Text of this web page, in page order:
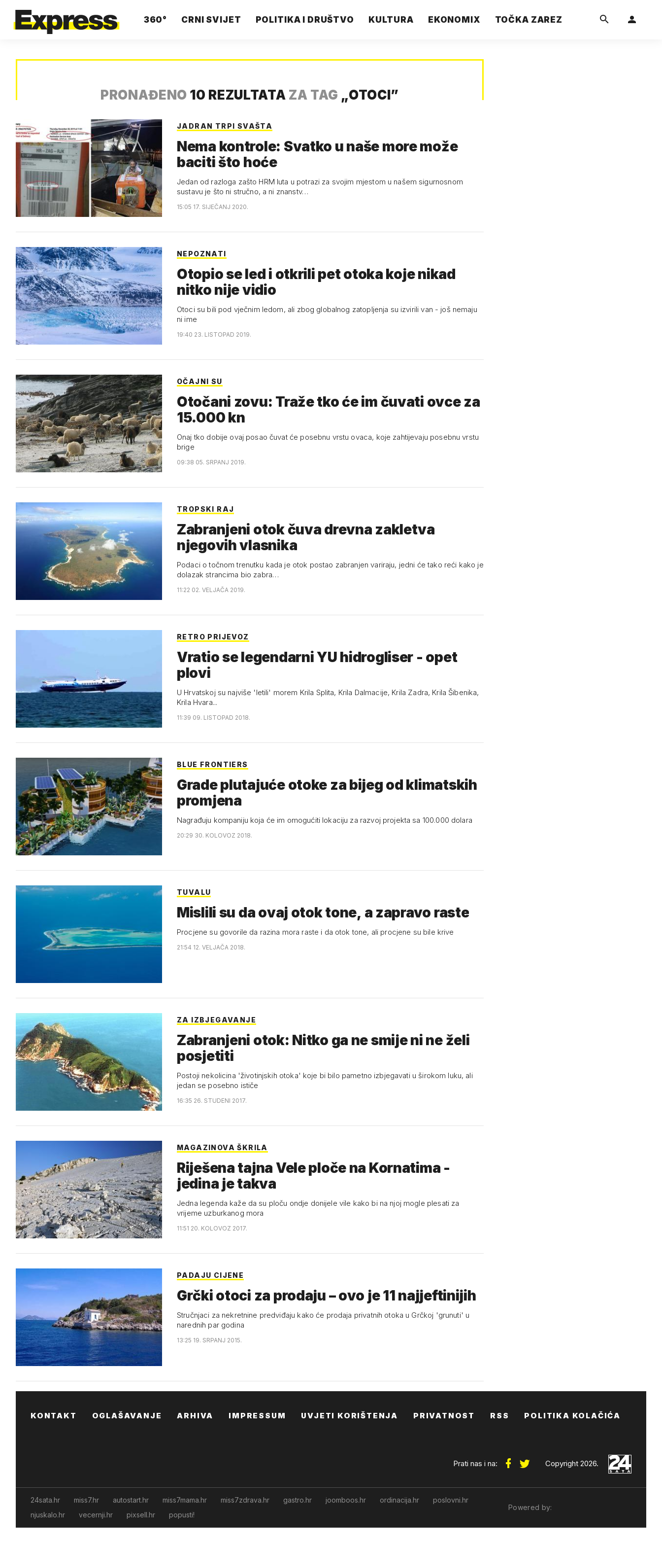
360° CRNI SVIJET POLITIKA I DRUŠTVO KULTURA EKONOMIX TOČKA ZAREZ
PRONAĐENO 10 REZULTATA ZA TAG „OTOCI”
JADRAN TRPI SVAŠTA
Nema kontrole: Svatko u naše more može
baciti što hoće
Jedan od razloga zašto HRM luta u potrazi za svojim mjestom u našem sigurnosnom
sustavu je što ni stručno, a ni znanstv…
15:05 17. SIJEČANJ 2020.
NEPOZNATI
Otopio se led i otkrili pet otoka koje nikad
nitko nije vidio
Otoci su bili pod vječnim ledom, ali zbog globalnog zatopljenja su izvirili van - još nemaju
ni ime
19:40 23. LISTOPAD 2019.
OČAJNI SU
Otočani zovu: Traže tko će im čuvati ovce za
15.000 kn
Onaj tko dobije ovaj posao čuvat će posebnu vrstu ovaca, koje zahtijevaju posebnu vrstu
brige
09:38 05. SRPANJ 2019.
TROPSKI RAJ
Zabranjeni otok čuva drevna zakletva
njegovih vlasnika
Podaci o točnom trenutku kada je otok postao zabranjen variraju, jedni će tako reći kako je
dolazak strancima bio zabra…
11:22 02. VELJAČA 2019.
RETRO PRIJEVOZ
Vratio se legendarni YU hidrogliser - opet
plovi
U Hrvatskoj su najviše 'letili' morem Krila Splita, Krila Dalmacije, Krila Zadra, Krila Šibenika,
Krila Hvara...
11:39 09. LISTOPAD 2018.
BLUE FRONTIERS
Grade plutajuće otoke za bijeg od klimatskih
promjena
Nagrađuju kompaniju koja će im omogućiti lokaciju za razvoj projekta sa 100.000 dolara
20:29 30. KOLOVOZ 2018.
TUVALU
Mislili su da ovaj otok tone, a zapravo raste
Procjene su govorile da razina mora raste i da otok tone, ali procjene su bile krive
21:54 12. VELJAČA 2018.
ZA IZBJEGAVANJE
Zabranjeni otok: Nitko ga ne smije ni ne želi
posjetiti
Postoji nekolicina 'životinjskih otoka' koje bi bilo pametno izbjegavati u širokom luku, ali
jedan se posebno ističe
16:35 26. STUDENI 2017.
MAGAZINOVA ŠKRILA
Riješena tajna Vele ploče na Kornatima -
jedina je takva
Jedna legenda kaže da su ploču ondje donijele vile kako bi na njoj mogle plesati za
vrijeme uzburkanog mora
11:51 20. KOLOVOZ 2017.
PADAJU CIJENE
Grčki otoci za prodaju – ovo je 11 najjeftinijih
Stručnjaci za nekretnine predviđaju kako će prodaja privatnih otoka u Grčkoj 'grunuti' u
narednih par godina
13:25 19. SRPANJ 2015.
KONTAKT OGLAŠAVANJE ARHIVA IMPRESSUM UVJETI KORIŠTENJA PRIVATNOST RSS POLITIKA KOLAČIĆA
Prati nas i na: Copyright 2026.
24sata.hr miss7.hr autostart.hr miss7mama.hr miss7zdrava.hr gastro.hr joomboos.hr ordinacija.hr
poslovni.hr
njuskalo.hr
vecernji.hr pixsell.hr popusti!
Powered by: